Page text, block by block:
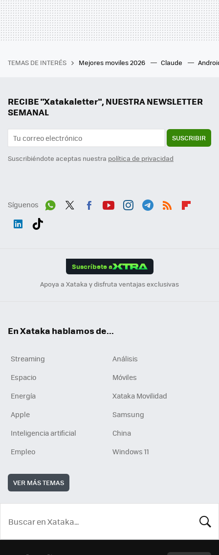
TEMAS DE INTERÉS Mejores moviles 2026 Claude
RECIBE "Xatakaletter", NUESTRA NEWSLETTER
SEMANAL
SUSCRIBIR
Suscribiéndote aceptas nuestra política de privacidad
Síguenos
Suscríbete a
Apoya a Xataka y disfruta ventajas exclusivas
En Xataka hablamos de...
Streaming
Análisis
Espacio
Móviles
Energía
Xataka Movilidad
Apple
Samsung
Inteligencia artificial
China
Empleo
Windows 11
VER MÁS TEMAS